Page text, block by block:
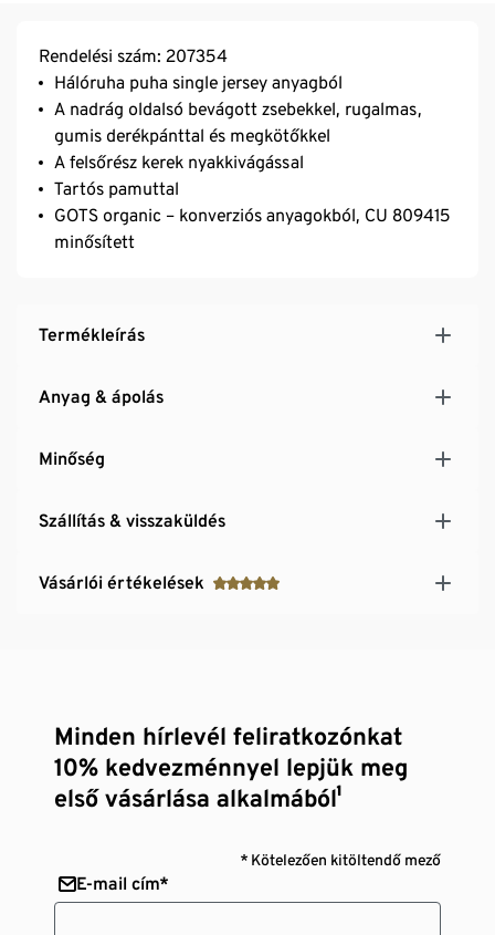
Rendelési szám: 207354
Hálóruha puha single jersey anyagból
A nadrág oldalsó bevágott zsebekkel, rugalmas,
gumis derékpánttal és megkötőkkel
A felsőrész kerek nyakkivágással
Tartós pamuttal
GOTS organic – konverziós anyagokból, CU 809415
minősített
Termékleírás
Anyag & ápolás
Minőség
Szállítás & visszaküldés
Vásárlói értékelések
Minden hírlevél feliratkozónkat
10% kedvezménnyel lepjük meg
első vásárlása alkalmából¹
* Kötelezően kitöltendő mező
E-mail cím*